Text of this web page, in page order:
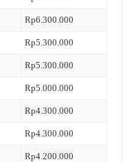
Rp6.300.000
Rp5.300.000
Rp5.300.000
Rp5.000.000
Rp4.300.000
Rp4.300.000
Rp4.200.000